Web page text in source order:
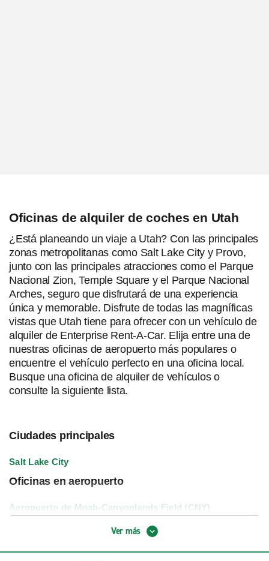
Oficinas de alquiler de coches en Utah
¿Está planeando un viaje a Utah? Con las principales
zonas metropolitanas como Salt Lake City y Provo,
junto con las principales atracciones como el Parque
Nacional Zion, Temple Square y el Parque Nacional
Arches, seguro que disfrutará de una experiencia
única y memorable. Disfrute de todas las magníficas
vistas que Utah tiene para ofrecer con un vehículo de
alquiler de Enterprise Rent-A-Car. Elija entre una de
nuestras oficinas de aeropuerto más populares o
encuentre el vehículo perfecto en una oficina local.
Busque una oficina de alquiler de vehículos o
consulte la siguiente lista.
Ciudades principales
Salt Lake City
Oficinas en aeropuerto
Aeropuerto de Moab-Canyonlands Field (CNY)
Aeropuerto Internacional de Salt Lake City (SLC)
Ver más